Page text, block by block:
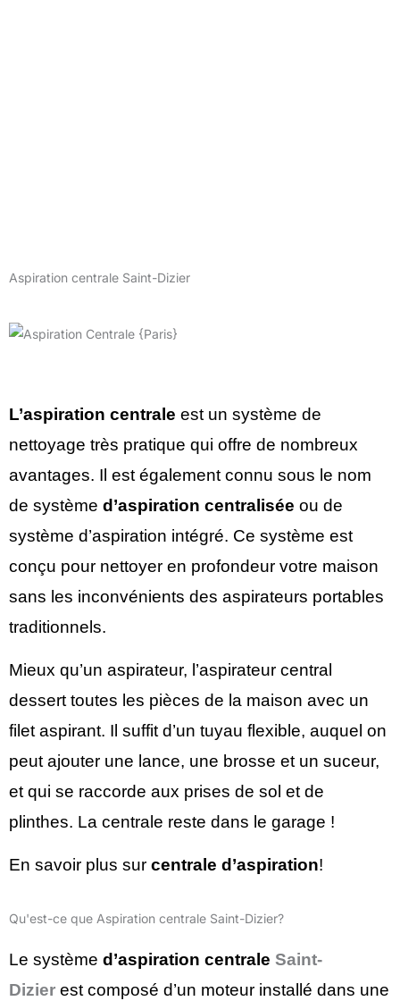
Aspiration centrale Saint-Dizier
L’aspiration centrale est un système de
nettoyage très pratique qui offre de nombreux
avantages. Il est également connu sous le nom
de système d’aspiration centralisée ou de
système d’aspiration intégré. Ce système est
conçu pour nettoyer en profondeur votre maison
sans les inconvénients des aspirateurs portables
traditionnels.
Mieux qu’un aspirateur, l’aspirateur central
dessert toutes les pièces de la maison avec un
filet aspirant. Il suffit d’un tuyau flexible, auquel on
peut ajouter une lance, une brosse et un suceur,
et qui se raccorde aux prises de sol et de
plinthes. La centrale reste dans le garage !
En savoir plus sur centrale d’aspiration!
Qu'est-ce que Aspiration centrale Saint-Dizier?
Le système d’aspiration centrale Saint-
Dizier est composé d’un moteur installé dans une